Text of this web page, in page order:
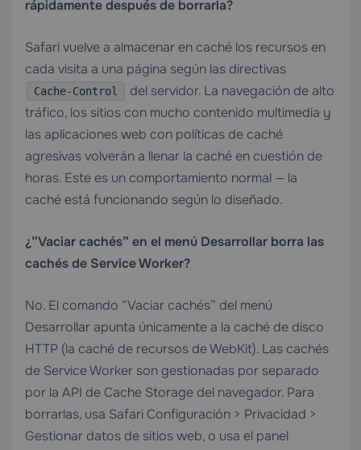
rápidamente después de borrarla?
Safari vuelve a almacenar en caché los recursos en
cada visita a una página según las directivas
Cache-Control
del servidor. La navegación de alto
tráfico, los sitios con mucho contenido multimedia y
las aplicaciones web con políticas de caché
agresivas volverán a llenar la caché en cuestión de
horas. Este es un comportamiento normal — la
caché está funcionando según lo diseñado.
¿”Vaciar cachés” en el menú Desarrollar borra las
cachés de Service Worker?
No. El comando “Vaciar cachés” del menú
Desarrollar apunta únicamente a la caché de disco
HTTP (la caché de recursos de WebKit). Las cachés
de Service Worker son gestionadas por separado
por la API de Cache Storage del navegador. Para
borrarlas, usa Safari Configuración > Privacidad >
Gestionar datos de sitios web, o usa el panel